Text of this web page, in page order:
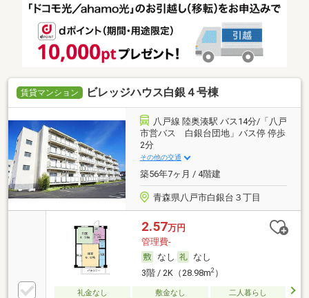
賃貸マンション ビレッジハウス白銀４号棟
八戸線 陸奥湊駅 バス14分/「八戸
市営バス 白銀台団地」バス停 停歩
2分
その他の交通
築56年7ヶ月 / 4階建
青森県八戸市白銀台３丁目
2.57万円
管理費-
なし
なし
3階 / 2K（28.98m2）
礼金なし 敷金なし
二人暮らし